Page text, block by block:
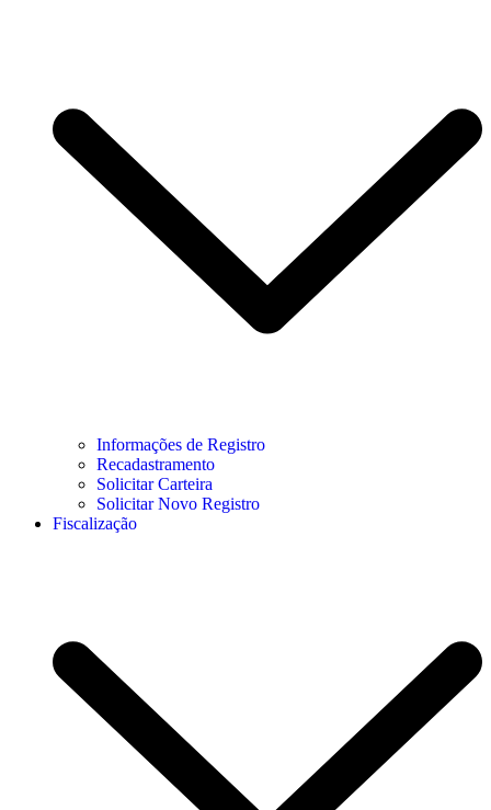
Informações de Registro
Recadastramento
Solicitar Carteira
Solicitar Novo Registro
Fiscalização